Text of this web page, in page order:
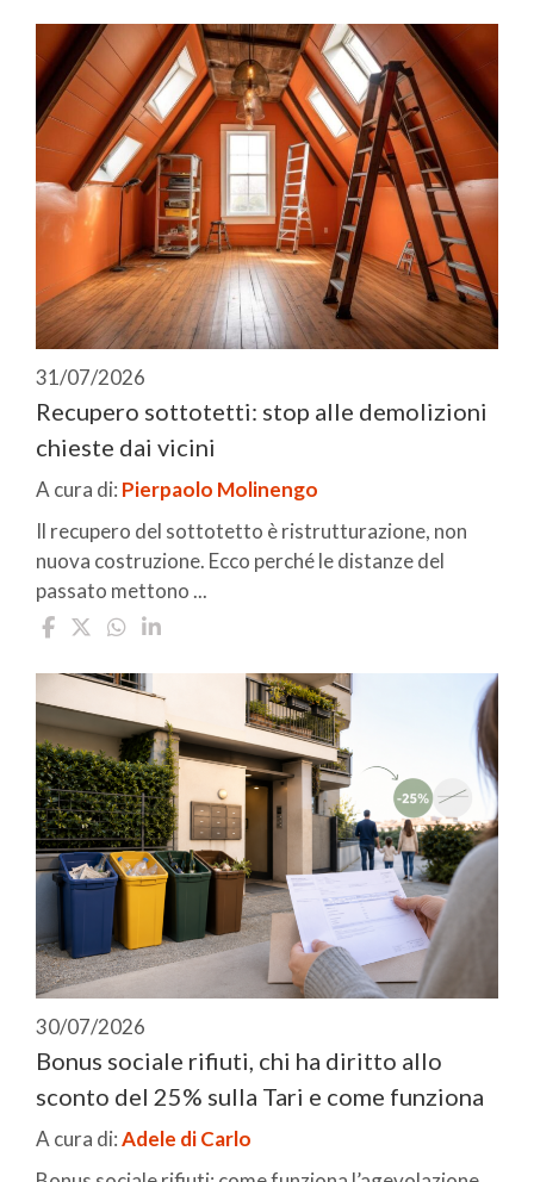
31/07/2026
Recupero sottotetti: stop alle demolizioni
chieste dai vicini
A cura di: Pierpaolo Molinengo
Il recupero del sottotetto è ristrutturazione, non
nuova costruzione. Ecco perché le distanze del
passato mettono ...
30/07/2026
Bonus sociale rifiuti, chi ha diritto allo
sconto del 25% sulla Tari e come funziona
A cura di:Adele di Carlo